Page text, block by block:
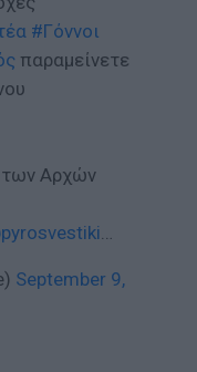
#Γόννοι
παραμείνετε
των Αρχών
…
September 9,